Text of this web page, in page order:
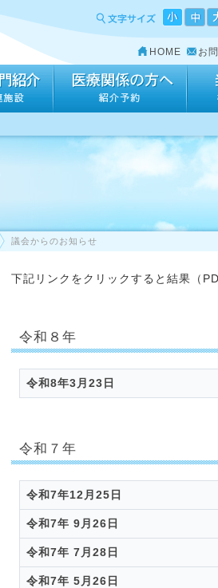
HOME お
議会からのお知らせ
下記リンクをクリックすると結果（
令和８年
令和8年3月23日
令和７年
令和7年12月25日
令和7年 9月26日
令和7年 7月28日
令和7年 5月26日